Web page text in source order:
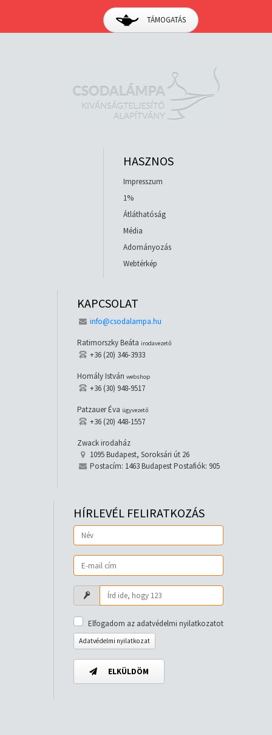
TÁMOGATÁS
HASZNOS
Impresszum
1%
Átláthatóság
Média
Adományozás
Webtérkép
KAPCSOLAT
info@csodalampa.hu
Ratimorszky Beáta irodavezető
+36 (20) 346-3933
Homály István webshop
+36 (30) 948-9517
Patzauer Éva ügyvezető
+36 (20) 448-1557
Zwack irodaház
1095 Budapest, Soroksári út 26
Postacím: 1463 Budapest Postafiók: 905
HÍRLEVÉL FELIRATKOZÁS
Elfogadom az adatvédelmi nyilatkozatot
Adatvédelmi nyilatkozat
ELKÜLDÖM